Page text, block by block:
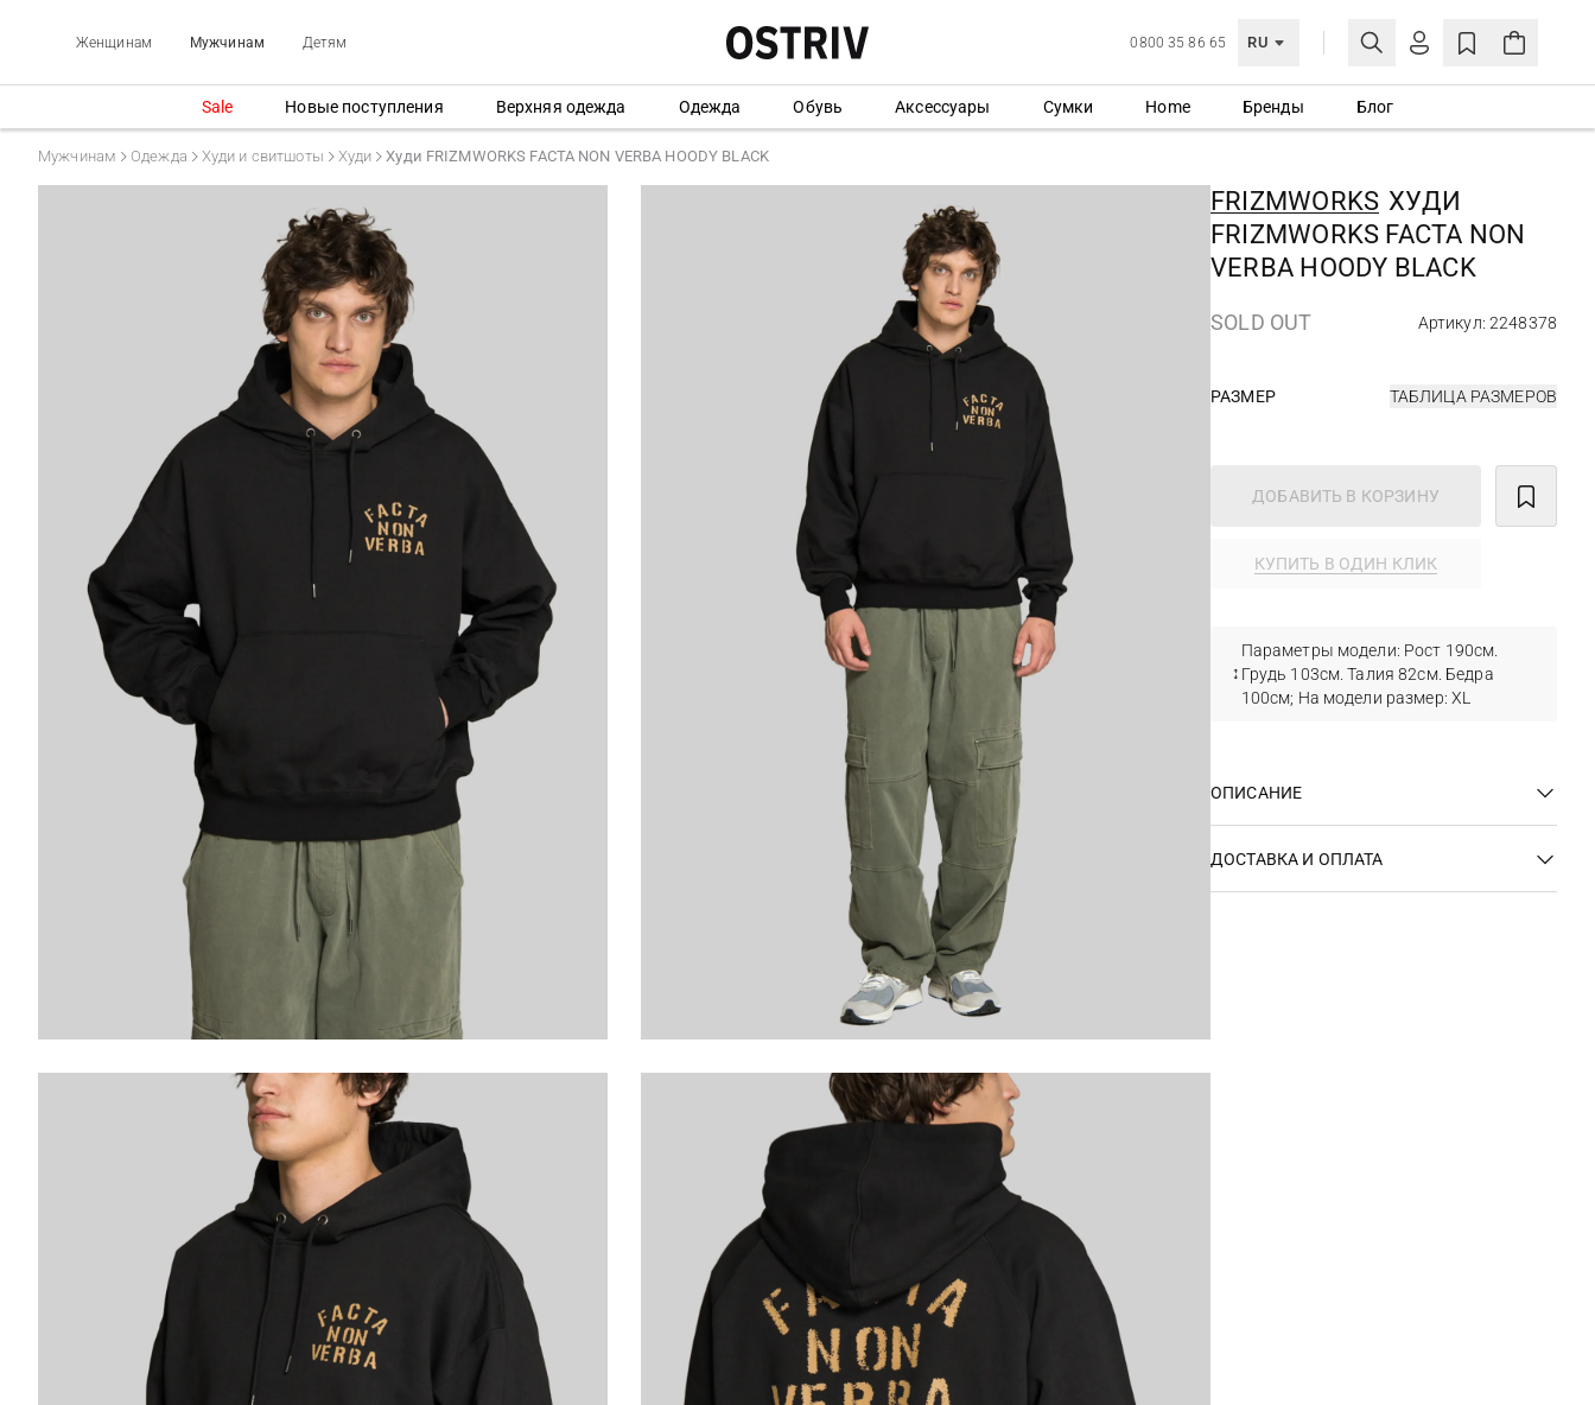
Женщинам Мужчинам Детям 0800 35 86 65 RU
ЛИЧНЫЙ КАБИНЕТ
Еще не зарегистрированы?
СОЗДАТЬ УЧЕТНУЮ ЗАПИСЬ
Sale Новые поступления Верхняя одежда Одежда Обувь Аксессуары Сумки Home Бренды Блог
Мужчинам Одежда Худи и свитшоты Худи Худи FRIZMWORKS FACTA NON VERBA HOODY BLACK
FRIZMWORKS ХУДИ
FRIZMWORKS FACTA NON
VERBA HOODY BLACK
SOLD OUT Артикул: 2248378
РАЗМЕР ТАБЛИЦА РАЗМЕРОВ
ДОБАВИТЬ В КОРЗИНУ
КУПИТЬ В ОДИН КЛИК
Параметры модели: Рост 190см.
Грудь 103см. Талия 82см. Бедра
100см; На модели размер: ХL
ОПИСАНИЕ
ДОСТАВКА И ОПЛАТА